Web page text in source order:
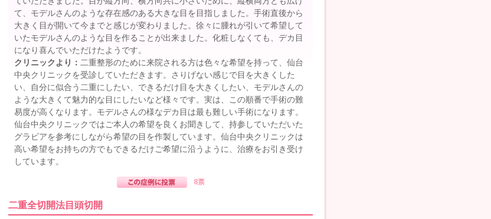
目袋目の下の膨らみ取り
切らないタルミ取り手術
離れ目
幼く見える顔の整形
魅力的な目元整形
目と眉を近づける
くぼみ目治療
目の周りのシワ
て、モデルさんのような存在感のある大きな目を目指しました。手術直後から
大きく目が開いて今までと感じが変わりました。徐々に腫れが引いて希望して
いたモデルさんのような目を作ることが出来ました。化粧しなくても、デカ目
になり喜んでいただけたようです。
クリニックより： 二重整形のために来院される方は色々な希望を持って、仙台
中央クリニックを受診していただきます。さりげない感じで目を大きくした
い、自分に似合う二重にしたい、できるだけ目を大きくしたい、モデルさんの
ような大きくて魅力的な目にしたいなど様々です。実は、この順番で手術の難
易度が高くなります。モデルさんの様なデカ目は最も難しい手術になります。
仙台中央クリニックではご本人の希望を良くお聞きして、持参していただいた
グラビアを参考にしながら希望の目を作製しています。仙台中央クリニックは
高い希望をお持ちの方でもできるだけご希望に沿うように、治療をお引き受け
しています。
8票
二重全切開法目頭切開